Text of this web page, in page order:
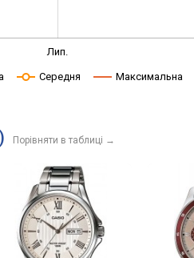
Лип.
Середня Максимальна
Порівняти в таблиці →